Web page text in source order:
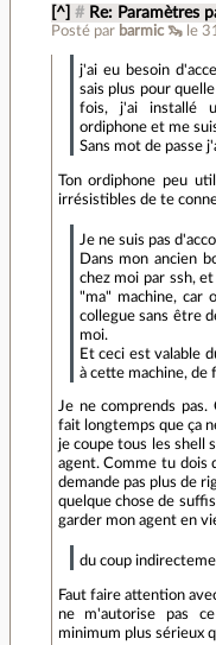
[^] # Re: Paramètres
Posté par barmic 🦦 le
j'ai eu besoin
sais plus pour
fois, j'ai installé
ordiphone et me
Sans mot de passe
Ton ordiphone peu
irrésistibles de te
Je ne suis pas
Dans mon ancien
chez moi par ssh,
"ma" machine, car
collegue sans être
moi.
Et ceci est valable
à cette machine, de
Je ne comprends
fait longtemps que ça
je coupe tous les shell
agent. Comme tu dois
demande pas plus de
quelque chose de
garder mon agent en
du coup
Faut faire attention
ne m'autorise pas
minimum plus sérieux